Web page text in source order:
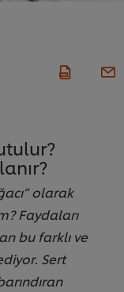
olarak
Faydaları
bu farklı ve
Sert